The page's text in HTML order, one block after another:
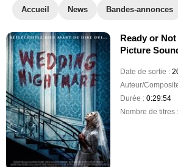
Accueil News Bandes-annonces
Ready or
Picture
Date de sortie :
Auteur/
Durée :0:29:54
Nombre de titres :